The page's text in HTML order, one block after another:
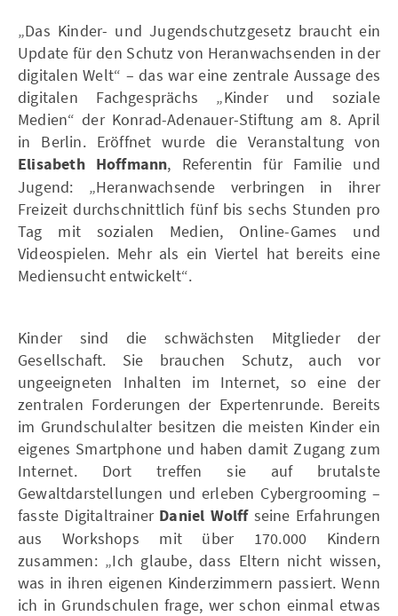
„Das Kinder- und Jugendschutzgesetz braucht ein
Update für den Schutz von Heranwachsenden in der
digitalen Welt“ – das war eine zentrale Aussage des
digitalen Fachgesprächs „Kinder und soziale
Medien“ der Konrad-Adenauer-Stiftung am 8. April
in Berlin. Eröffnet wurde die Veranstaltung von
Elisabeth Hoffmann, Referentin für Familie und
Jugend: „Heranwachsende verbringen in ihrer
Freizeit durchschnittlich fünf bis sechs Stunden pro
Tag mit sozialen Medien, Online-Games und
Videospielen. Mehr als ein Viertel hat bereits eine
Mediensucht entwickelt“.
Kinder sind die schwächsten Mitglieder der
Gesellschaft. Sie brauchen Schutz, auch vor
ungeeigneten Inhalten im Internet, so eine der
zentralen Forderungen der Expertenrunde. Bereits
im Grundschulalter besitzen die meisten Kinder ein
eigenes Smartphone und haben damit Zugang zum
Internet. Dort treffen sie auf brutalste
Gewaltdarstellungen und erleben Cybergrooming –
fasste Digitaltrainer Daniel Wolffseine Erfahrungen
aus Workshops mit über 170.000 Kindern
zusammen: „Ich glaube, dass Eltern nicht wissen,
was in ihren eigenen Kinderzimmern passiert. Wenn
ich in Grundschulen frage, wer schon einmal etwas